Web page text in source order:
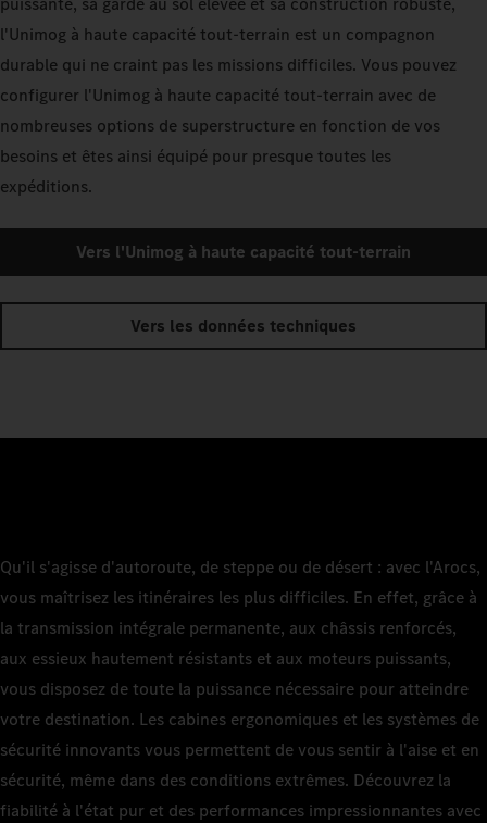
l'Unimog à haute capacité tout-terrain est un compagnon
durable qui ne craint pas les missions difficiles. Vous pouvez
configurer l'Unimog à haute capacité tout-terrain avec de
nombreuses options de superstructure en fonction de vos
besoins et êtes ainsi équipé pour presque toutes les
expéditions.
Vers l'Unimog à haute capacité tout-terrain
Vers les données techniques
Qu'il s'agisse d'autoroute, de steppe ou de désert : avec l'Arocs,
vous maîtrisez les itinéraires les plus difficiles. En effet, grâce à
la transmission intégrale permanente, aux châssis renforcés,
aux essieux hautement résistants et aux moteurs puissants,
vous disposez de toute la puissance nécessaire pour atteindre
votre destination. Les cabines ergonomiques et les systèmes de
sécurité innovants vous permettent de vous sentir à l'aise et en
sécurité, même dans des conditions extrêmes. Découvrez la
fiabilité à l'état pur et des performances impressionnantes avec